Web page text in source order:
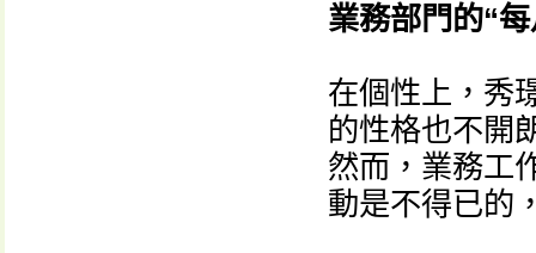
業務部門的“
在個性上，秀
的性格也不開
然而，業務工
動是不得已的